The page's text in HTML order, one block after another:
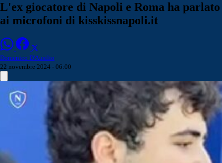
L'ex giocatore di Napoli e Roma ha parlato
ai microfoni di kisskissnapoli.it
Domenico D'Ausilio
22 novembre 2024 - 06:00